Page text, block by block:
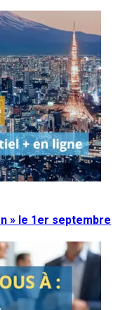
» le 1er septembre